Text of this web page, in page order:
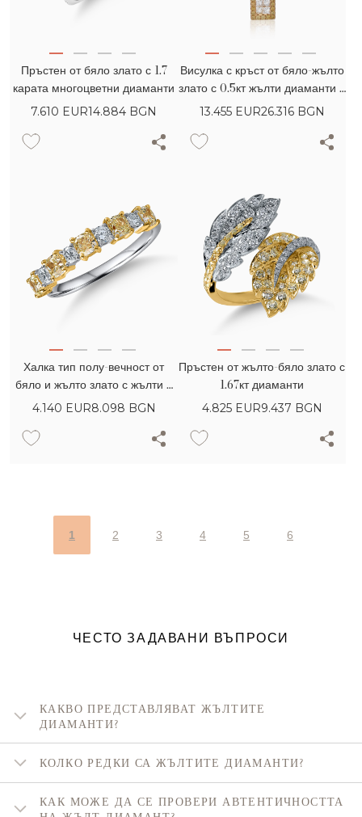
Пръстен от бяло злато с 1.7
карата многоцветни диаманти
7.610 EUR14.884 BGN
Висулка с кръст от бяло-жълто
злато с 0.5кт жълти диаманти и
2.3кт прозрачни диаманти
13.455 EUR26.316 BGN
Халка тип полу-вечност от
бяло и жълто злато с жълти и
прозрачни диаманти 1.2 кт
4.140 EUR8.098 BGN
Пръстен от жълто-бяло злато с
1.67кт диаманти
4.825 EUR9.437 BGN
1 2 3 4 5 6
ЧЕСТО ЗАДАВАНИ ВЪПРОСИ
КАКВО ПРЕДСТАВЛЯВАТ ЖЪЛТИТЕ
ДИАМАНТИ?
КОЛКО РЕДКИ СА ЖЪЛТИТЕ ДИАМАНТИ?
КАК МОЖЕ ДА СЕ ПРОВЕРИ АВТЕНТИЧНОСТТА